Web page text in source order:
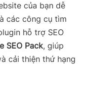
của bạn dễ
các công cụ tìm
hỗ trợ SEO
SEO Pack, giúp
cải thiện thứ hạng